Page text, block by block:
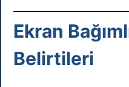
Ekran
Belirtileri